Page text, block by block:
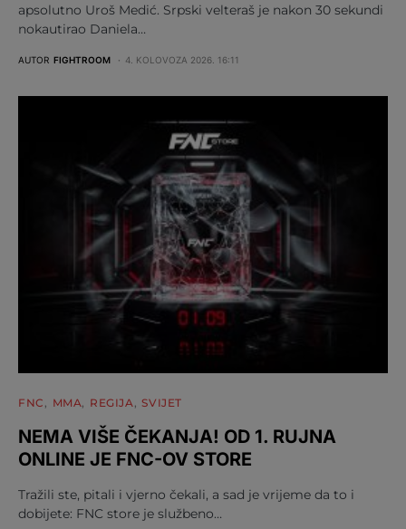
apsolutno Uroš Medić. Srpski velteraš je nakon 30 sekundi
nokautirao Daniela…
AUTOR FIGHTROOM 4. KOLOVOZA 2026. 16:11
FNC MMA REGIJA SVIJET
NEMA VIŠE ČEKANJA! OD 1. RUJNA
ONLINE JE FNC-OV STORE
Tražili ste, pitali i vjerno čekali, a sad je vrijeme da to i
dobijete: FNC store je službeno…